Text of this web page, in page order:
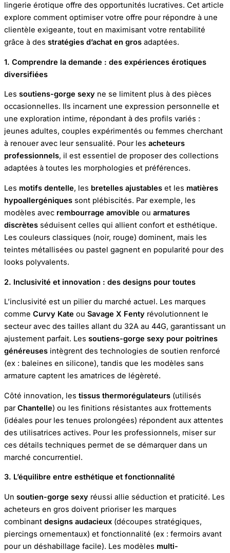
lingerie érotique offre des opportunités lucratives. Cet article
explore comment optimiser votre offre pour répondre à une
clientèle exigeante, tout en maximisant votre rentabilité
grâce à des stratégies d’achat en gros adaptées.
1. Comprendre la demande : des expériences érotiques
diversifiées
Les soutiens-gorge sexy ne se limitent plus à des pièces
occasionnelles. Ils incarnent une expression personnelle et
une exploration intime, répondant à des profils variés :
jeunes adultes, couples expérimentés ou femmes cherchant
à renouer avec leur sensualité. Pour les acheteurs
professionnels, il est essentiel de proposer des collections
adaptées à toutes les morphologies et préférences.
Les motifs dentelle, les bretelles ajustables et les matières
hypoallergéniques sont plébiscités. Par exemple, les
modèles avec rembourrage amovible ou armatures
discrètes séduisent celles qui allient confort et esthétique.
Les couleurs classiques (noir, rouge) dominent, mais les
teintes métallisées ou pastel gagnent en popularité pour des
looks polyvalents.
2. Inclusivité et innovation : des designs pour toutes
L’inclusivité est un pilier du marché actuel. Les marques
comme Curvy Kate ou Savage X Fenty révolutionnent le
secteur avec des tailles allant du 32A au 44G, garantissant un
ajustement parfait. Les soutiens-gorge sexy pour poitrines
généreuses intègrent des technologies de soutien renforcé
(ex : baleines en silicone), tandis que les modèles sans
armature captent les amatrices de légèreté.
Côté innovation, les tissus thermorégulateurs (utilisés
parChantelle) ou les finitions résistantes aux frottements
(idéales pour les tenues prolongées) répondent aux attentes
des utilisatrices actives. Pour les professionnels, miser sur
ces détails techniques permet de se démarquer dans un
marché concurrentiel.
3. L’équilibre entre esthétique et fonctionnalité
Un soutien-gorge sexy réussi allie séduction et praticité. Les
acheteurs en gros doivent prioriser les marques
combinant designs audacieux (découpes stratégiques,
piercings ornementaux) et fonctionnalité (ex : fermoirs avant
pour un déshabillage facile). Les modèles multi-